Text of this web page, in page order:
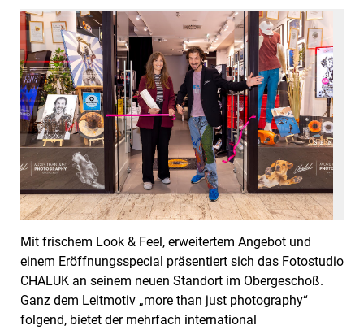
Mit frischem Look & Feel, erweitertem Angebot und
einem Eröffnungsspecial präsentiert sich das Fotostudio
CHALUK an seinem neuen Standort im Obergeschoß.
Ganz dem Leitmotiv „more than just photography“
folgend, bietet der mehrfach international